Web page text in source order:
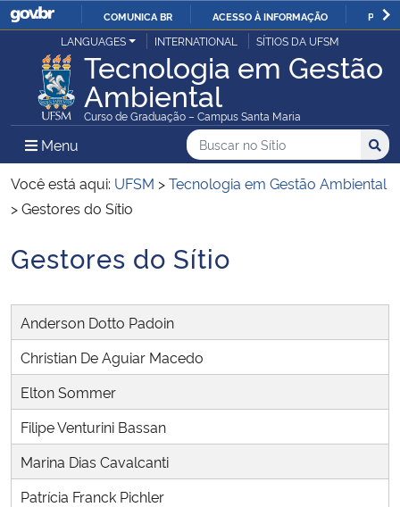
IR
PARA
O
CONTEÚDO
COMUNICA BR ACESSO À INFORMAÇÃO
Ministério da Justiça e Segurança Pública
Ministério da Defesa
Ministério das Relações Exteriores
Ministério da Infraestrutura
Ministério da Agricultura, Pecuária e Abastecimento
Ministério da Educação
Ministério da Cidadania
Ministério da Saúde
LANGUAGES INTERNATIONAL SÍTIOS DA UFSM
Tecnologia em Gestão
Ambiental
Curso de Graduação – Campus Santa Maria
Menu Menu Principal do Sítio
Busca
Buscar no no Sítio
Busca:
Você está aqui: UFSM >Tecnologia em Gestão Ambiental
>Gestores do Sítio
Início do conteúdo
Gestores do Sítio
Anderson Dotto Padoin
Christian De Aguiar Macedo
Elton Sommer
Filipe Venturini Bassan
Marina Dias Cavalcanti
Patrícia Franck Pichler